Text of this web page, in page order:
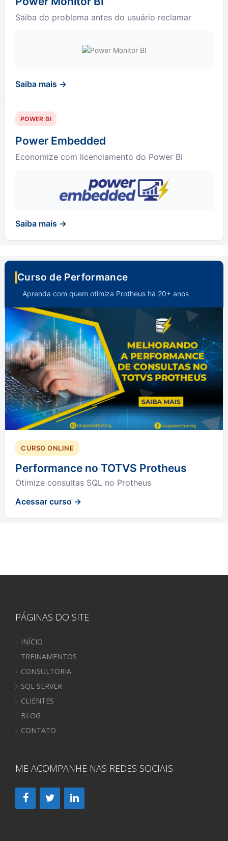
Saiba do problema antes do usuário reclamar
Saiba mais →
POWER BI
Power Embedded
Economize com licenciamento do Power BI
Saiba mais →
Curso de Performance
Aprenda com quem otimiza Protheus há 20+ anos
CURSO ONLINE
Performance no TOTVS Protheus
Otimize consultas SQL no Protheus
Acessar curso →
PÁGINAS DO SITE
INÍCIO
TREINAMENTOS
CONSULTORIA
SQL SERVER
CLIENTES
BLOG
CONTATO
ME ACOMPANHE NAS REDES SOCIAIS